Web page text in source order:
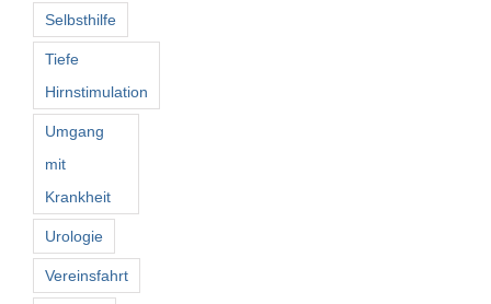
Selbsthilfe
Tiefe
Hirnstimulation
Umgang
mit
Krankheit
Urologie
Vereinsfahrt